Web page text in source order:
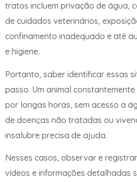
tratos incluem privação de água,
de cuidados veterinários,
confinamento inadequado e até
e higiene.
Portanto, saber identificar essas
passo. Um animal
por longas horas, sem acesso a
de doenças não tratadas ou
insalubre precisa de ajuda.
Nesses casos, observar e
vídeos e informações detalhadas